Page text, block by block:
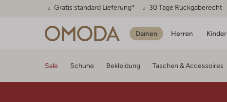
Gratis standard Lieferung* 30 Tage Rückgaberecht
Damen Herren Kinder
Sale Schuhe Bekleidung Taschen & Accessoires